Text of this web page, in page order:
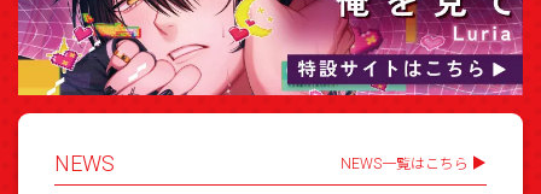
NEWS NEWS一覧はこちら